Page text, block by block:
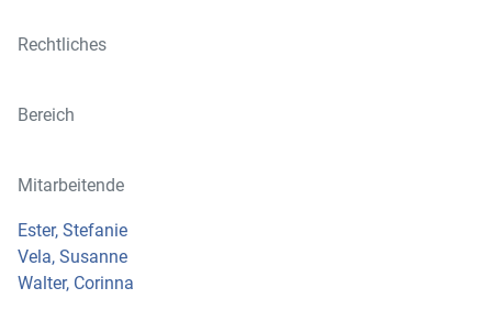
Rechtliches
Bereich
Mitarbeitende
Ester, Stefanie
Vela, Susanne
Walter, Corinna